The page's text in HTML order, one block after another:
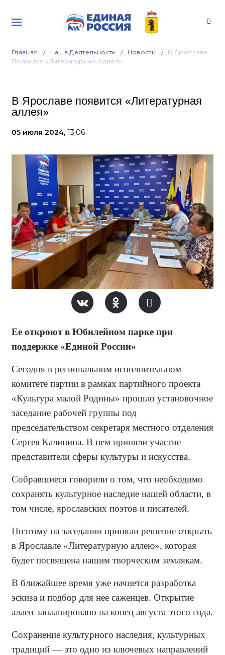
Главная Наша Деятельность Новости
В Ярославе
Появится «Литературная Аллея»
В Ярославе появится «Литературная
аллея»
05 июля 2024, 13:06
Ее откроют в Юбилейном парке при
поддержке «Единой России»
Сегодня в региональном исполнительном
комитете партии в рамках партийного проекта
«Культура малой Родины» прошло установочное
заседание рабочей группы под
председательством секретаря местного отделения
Сергея Калинина. В нем приняли участие
представители сферы культуры и искусства.
Собравшиеся говорили о том, что необходимо
сохранять культурное наследие нашей области, в
том числе, ярославских поэтов и писателей.
Поэтому на заседании приняли решение открыть
в Ярославле «Литературную аллею», которая
будет посвящена нашим творческим землякам.
В ближайшее время уже начнется разработка
эскиза и подбор для нее саженцев. Открытие
аллеи запланировано на конец августа этого года.
Сохранение культурного наследия, культурных
традиций — это одно из ключевых направлений